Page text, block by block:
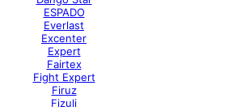
ESPADO
Everlast
Excenter
Expert
Fairtex
Fight Expert
Firuz
Fizuli